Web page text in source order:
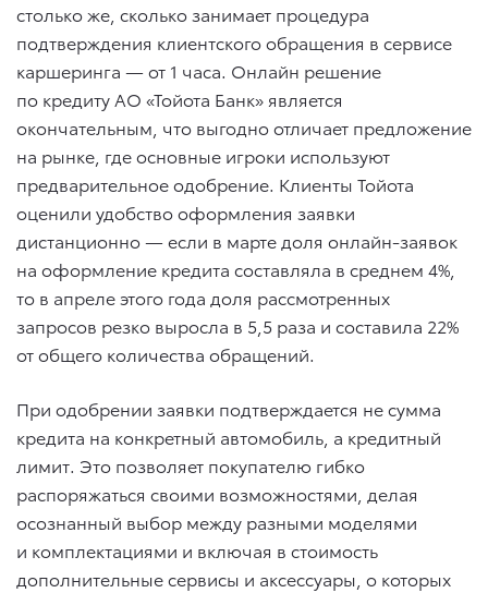
столько же, сколько занимает процедура
подтверждения клиентского обращения в сервисе
каршеринга — от 1 часа. Онлайн решение
по кредиту АО «Тойота Банк» является
окончательным, что выгодно отличает предложение
на рынке, где основные игроки используют
предварительное одобрение. Клиенты Тойота
оценили удобство оформления заявки
дистанционно — если в марте доля онлайн-заявок
на оформление кредита составляла в среднем 4%,
то в апреле этого года доля рассмотренных
запросов резко выросла в 5,5 раза и составила 22%
от общего количества обращений.
При одобрении заявки подтверждается не сумма
кредита на конкретный автомобиль, а кредитный
лимит. Это позволяет покупателю гибко
распоряжаться своими возможностями, делая
осознанный выбор между разными моделями
и комплектациями и включая в стоимость
дополнительные сервисы и аксессуары, о которых